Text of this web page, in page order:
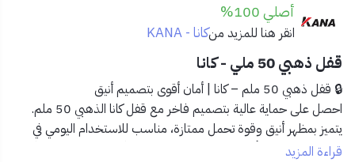
أصلي 100%
انقر هنا للمزيد منكانا - KANA
قفل ذهبي 50 ملي - كانا
🔒 قفل ذهبي 50 ملم – كانا | أمان أقوى بتصميم أنيق
احصل على حماية عالية بتصميم فاخر مع قفل كانا الذهبي 50 ملم
.
يتميز بمظهر أنيق وقوة تحمل ممتازة، مناسب للاستخدام اليومي في
المنازل، المحلات، أو المستودعات. يجمع بين الأمان والموثوقية والأناقة.
قراءة المزيد